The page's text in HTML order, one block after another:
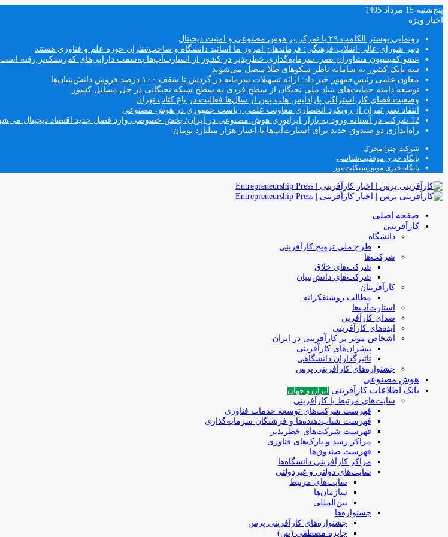
پنج‌شنبه 15 مرداد 1405
اخبار ویژه
رونمایی پوستر الکامپ ۲۹ با تمرکز بر هوش مصنوعی و امنیت دیجیتال
دبیر شورای عالی انقلاب فرهنگی: فرماندهان امروز ما اساتید دانشگاه و صاحب‌نظران حوزه علم و فناوری هستند
عضو کمیسیون مشاوران نصر: سرمایه‌گذاری خطرپذیر در کشور از استارت‌آپ‌ها به‌سمت دارایی‌های کم‌ریسک‌تر رفته است
سه بانک کشور به سامانه ناظر سکوهای طلا متصل می‌شوند
معاون علمی رئیس‌جمهور خبر داد: ارائه تسهیلات سرمایه در گردش تا سقف ۱۰۰ درصد فروش دانش‌بنیان‌ها
توسعه دامنه حمایت‌های بنیاد ملی نخبگان از سطح فردی به سطح شبکه نخبگانی در حل مسائل کشور
وضعیت فضای کار اشتراکی پارادایس هاب پس از سال‌ها فعالیت در باغ کتاب تهران
انتقاد نصر تهران از رویکرد انحصاری معاونت علمی ریاست جمهوری در هوش مصنوعی
12 شرکت در آستانه ورود به بازار اپراتوری هوش مصنوعی در ایران/ بخش خصوصی وارد فصل جدید اقتصاد دیجیتال می‌شود
راه‌اندازی دو صندوق جدید برای استارت‌آپ‌ها با اعتبار هزار میلیارد تومان
شرکت چترا محرک
پایگاه خبری موفقیت‌شناسی
پایگاه خبری موتورسیکلت‌نیوز
صفحه اصلی
کارآفرینی
دانشگاه
طرح ملی ترویج کارآفرینی
شرکت‌ها
شرکت‌های خلاق
شرکت‌های دانش‌بنیان
کارآفرینان
مطالب روشنفکرانه
استارت‌آپ‌ها
صدای کارآفرین
ایده‌های کارآفرینی
اشخاص موثر بر کارآفرینی در ایران
پیشران‌های کارآفرینی
تاثیرگذاران دانشگاهی
جشنواره‌های کارآفرینی‌ پرس
هوش مصنوعی
بانک اطلاعات کارآفرینی
ایران و جهان
سایت‌های مرتبط با کارآفرینی
فهرست شرکت‌های‌‌ توسعه‌ خدمات فناوری
فهرست شتاب‌دهنده‌ها‌ و فرشتگان‌ سرمایه‌گذاری
فهرست شرکت‌های خطرپذیر
مراکز رشد و پارک‌های فناوری
فهرست صندوق‌ها
مراکز کارآفرینی دانشگاه‌ها
سایت‌های دولتی و غیردولتی
سایت‌های مرتبط
سازمان‌ها
بین‌المللی
جشنواره‌ها
جشنواره‌های کارآفرینی‌ پرس
جایزه مصطفی (ص)